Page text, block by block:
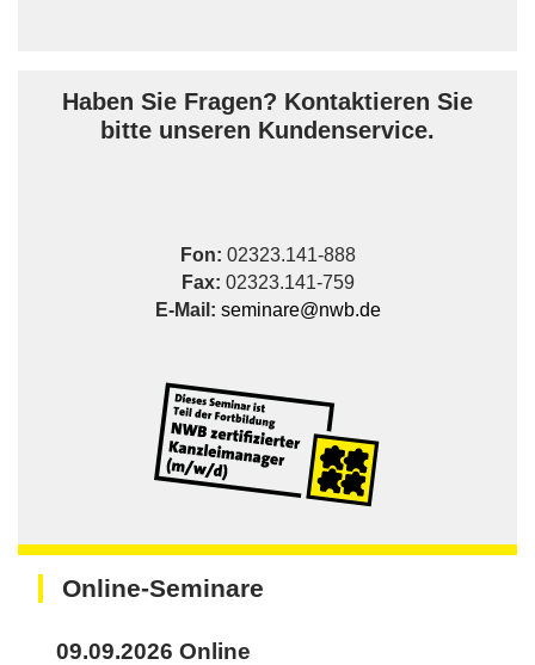
Haben Sie Fragen? Kontaktieren Sie
bitte unseren Kundenservice.
Fon: 02323.141-888
Fax: 02323.141-759
E-Mail: seminare@nwb.de
Online-Seminare
09.09.2026 Online